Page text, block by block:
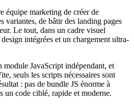
équipe marketing de créer de
variantes, de bâtir des landing pages
Le tout, dans un cadre visuel
intégrées et un chargement ultra-
module JavaScript indépendant, et
seuls les scripts nécessaires sont
: pas de bundle JS énorme à
un code ciblé, rapide et moderne.